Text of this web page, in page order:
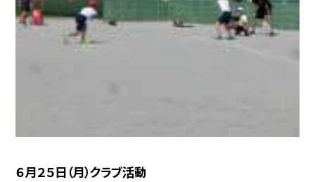
６月２５日（月）クラブ活動